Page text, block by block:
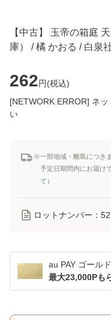
【中古】 玉帝の箱庭
庫） / 橘 かおる / 白泉
262円(税込)
[NETWORK ERROR] ネ
い
※一部地域・離島につき
予定日期間内にお届け
て ）
ロットナンバー：
au PAY ゴール
最大23,000Pも